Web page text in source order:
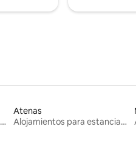
Alojamientos para estancias largas
Atenas
Alojamientos para estancias largas